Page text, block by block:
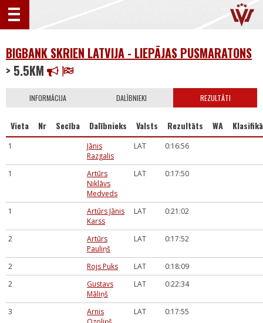
BIGBANK SKRIEN LATVIJA - LIEPĀJAS PUSMARATONS
> 5.5KM
INFORMĀCIJA DALĪBNIEKI REZULTĀTI
Vieta Nr Secība Dalībnieks Valsts Rezultāts WA
1
Jānis
Razgalis
LAT 0:16:56
1
Artūrs
Niklāvs
Medveds
LAT 0:17:50
1
Artūrs Jānis
Karss
LAT 0:21:02
2
Artūrs
Pauliņš
LAT 0:17:52
2 Rojs Puks LAT
0:18:09
2
Gustavs
Māliņš
LAT 0:22:34
3
Arnis
LAT 0:17:55